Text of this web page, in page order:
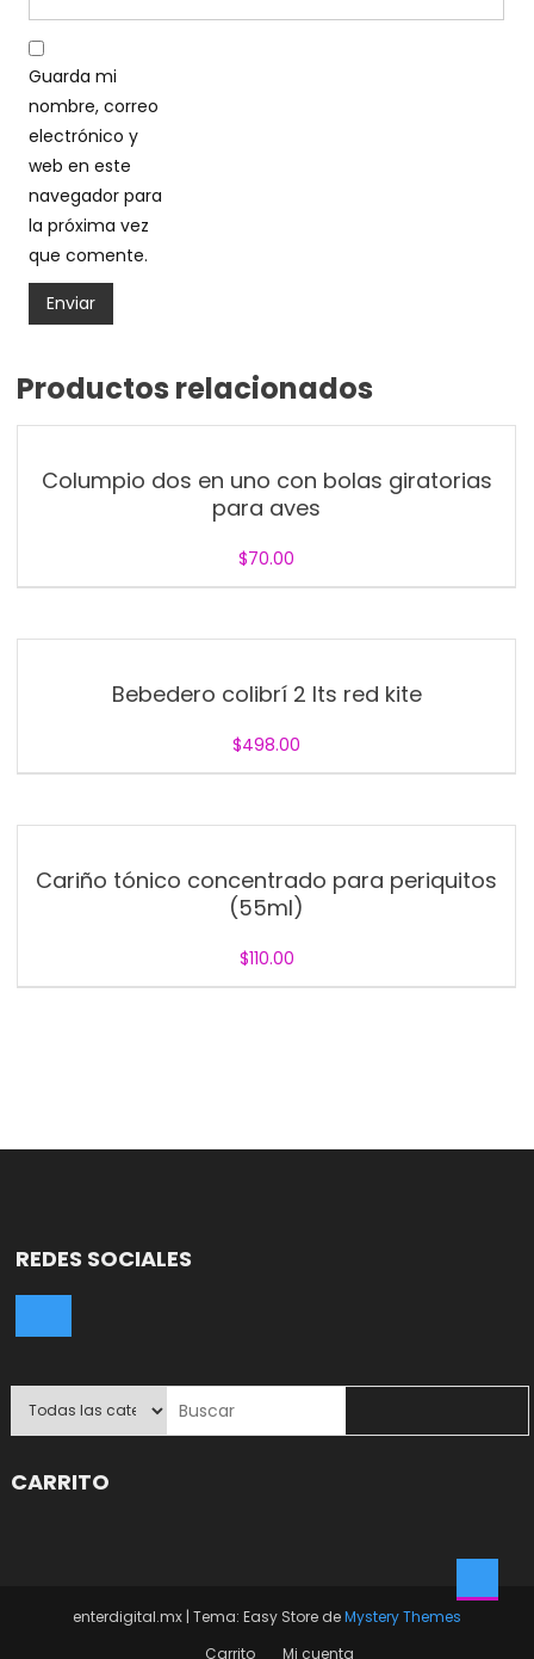
Guarda mi
nombre, correo
electrónico y
web en este
navegador para
la próxima vez
que comente.
Productos relacionados
Columpio dos en uno con bolas giratorias
para aves
$70.00
Bebedero colibrí 2 lts red kite
$498.00
Cariño tónico concentrado para periquitos
(55ml)
$110.00
REDES SOCIALES
CARRITO
enterdigital.mx | Tema: Easy Store deMystery Themes
Carrito
Mi cuenta